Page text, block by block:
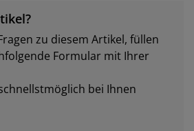
zu diesem Artikel, füllen
Formular mit Ihrer
bei Ihnen